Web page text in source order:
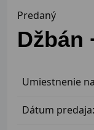
Predaný
Džbán
Umiestnenie
Dátum predaja: